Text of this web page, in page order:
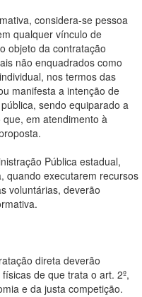
considera-se pessoa
qualquer vínculo de
objeto da contratação
não enquadrados como
nos termos das
manifesta a intenção de
sendo equiparado a
em atendimento à
Pública estadual,
quando executarem recursos
voluntárias, deverão
direta deverão
de que trata o art. 2º,
e da justa competição.